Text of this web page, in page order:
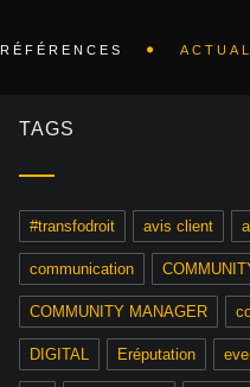
RÉFÉRENCES
TAGS
#transfodroit avis client
communication
COMMUNITY MANAGER
DIGITAL Eréputation